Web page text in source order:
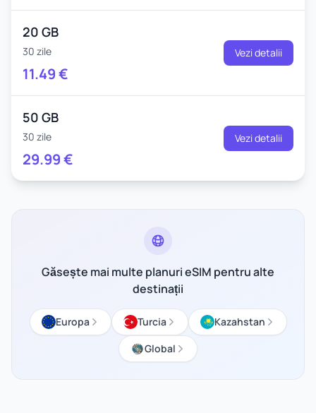
20 GB
30 zile
11.49€
Vezi detalii
50 GB
30 zile
29.99€
Vezi detalii
Găsește mai multe planuri eSIM pentru alte
destinații
Europa Turcia
Kazahstan
Global